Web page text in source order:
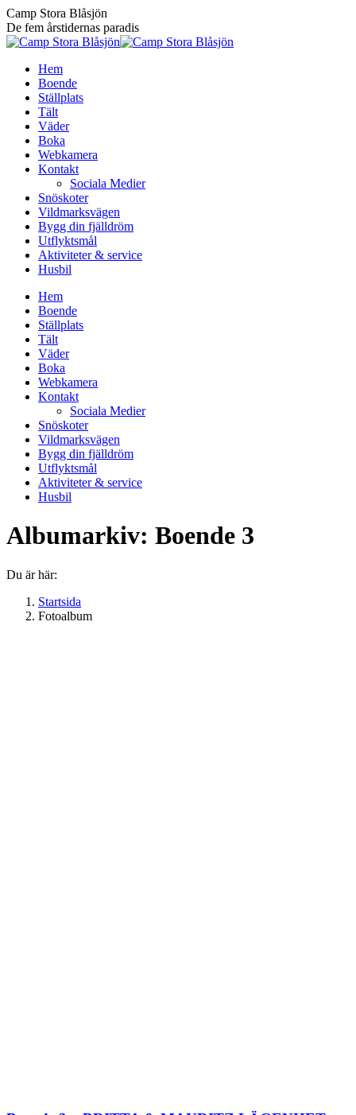
Skip
to
content
Camp Stora Blåsjön
De fem årstidernas paradis
Hem
Boende
Ställplats
Tält
Väder
Boka
Webkamera
Kontakt
Sociala Medier
Snöskoter
Vildmarksvägen
Bygg din fjälldröm
Utflyktsmål
Aktiviteter & service
Husbil
Hem
Boende
Ställplats
Tält
Väder
Boka
Webkamera
Kontakt
Sociala Medier
Snöskoter
Vildmarksvägen
Bygg din fjälldröm
Utflyktsmål
Aktiviteter & service
Husbil
Albumarkiv: Boende 3
Du är här:
Startsida
Fotoalbum